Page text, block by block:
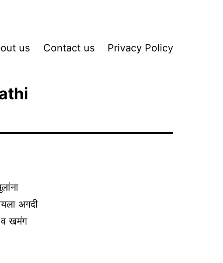
us Contact us Privacy Policy
अगदी
व खमंग